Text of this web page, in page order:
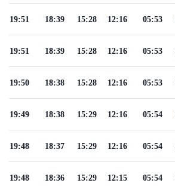
05:53
12:16
15:28
18:39
19:51
05:53
12:16
15:28
18:39
19:51
05:53
12:16
15:28
18:38
19:50
05:54
12:16
15:29
18:38
19:49
05:54
12:16
15:29
18:37
19:48
05:54
12:15
15:29
18:36
19:48